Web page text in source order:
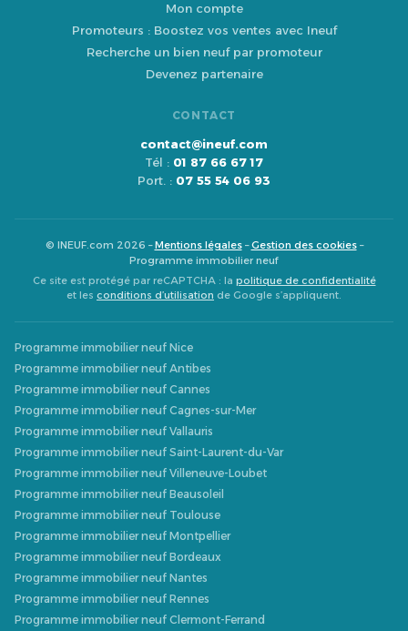
Mon compte
Promoteurs : Boostez vos ventes avec Ineuf
Recherche un bien neuf par promoteur
Devenez partenaire
CONTACT
contact@ineuf.com
Tél : 01 87 66 67 17
Port. : 07 55 54 06 93
© INEUF.com 2026 –Mentions légales–Gestion des cookies–
Programme immobilier neuf
Ce site est protégé par reCAPTCHA : la politique de confidentialité
et les conditions d’utilisation de Google s’appliquent.
Programme immobilier neuf Nice
Programme immobilier neuf Antibes
Programme immobilier neuf Cannes
Programme immobilier neuf Cagnes-sur-Mer
Programme immobilier neuf Vallauris
Programme immobilier neuf Saint-Laurent-du-Var
Programme immobilier neuf Villeneuve-Loubet
Programme immobilier neuf Beausoleil
Programme immobilier neuf Toulouse
Programme immobilier neuf Montpellier
Programme immobilier neuf Bordeaux
Programme immobilier neuf Nantes
Programme immobilier neuf Rennes
Programme immobilier neuf Clermont-Ferrand